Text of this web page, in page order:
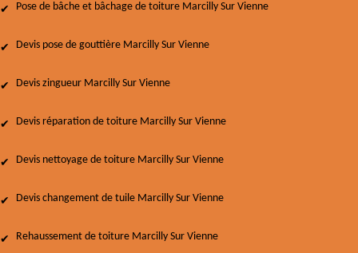
Pose de bâche et bâchage de toiture Marcilly Sur Vienne
Devis pose de gouttière Marcilly Sur Vienne
Devis zingueur Marcilly Sur Vienne
Devis réparation de toiture Marcilly Sur Vienne
Devis nettoyage de toiture Marcilly Sur Vienne
Devis changement de tuile Marcilly Sur Vienne
Rehaussement de toiture Marcilly Sur Vienne